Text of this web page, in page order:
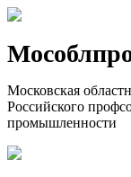
Московская
Российского
промышленности